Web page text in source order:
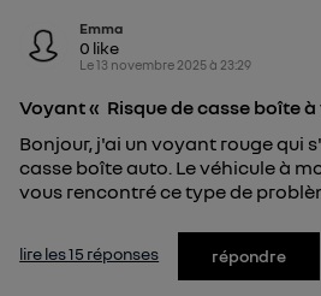
Emma
0 like
Le13 novembre 2025à 23:29
Voyant « Risque de casse boîte à
Bonjour, j'ai un voyant rouge qui
casse boîte auto. Le véhicule à
vous rencontré ce type de
lire les 15 réponses répondre